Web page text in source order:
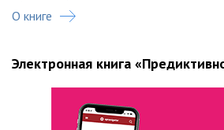
О книге
Электронная книга